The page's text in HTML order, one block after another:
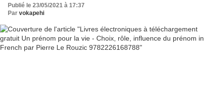
Publié le 23/05/2021 à 17:37
Par vokapehi